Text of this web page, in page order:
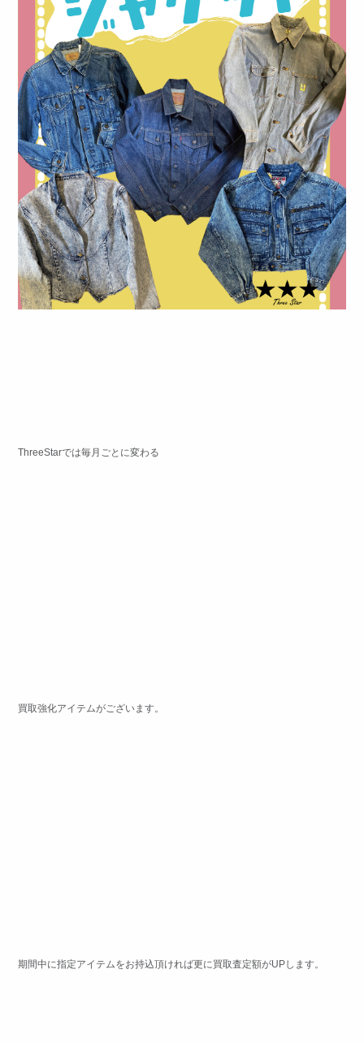
ThreeStarでは毎月ごとに変わる
買取強化アイテムがございます。
期間中に指定アイテムをお持込頂ければ更に買取査定額がUPします。